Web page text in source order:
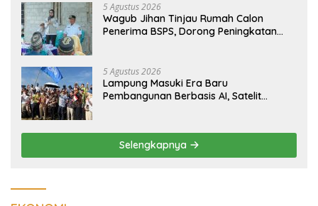
5 Agustus 2026
Wagub Jihan Tinjau Rumah Calon
Penerima BSPS, Dorong Peningkatan
5 Agustus 2026
Lampung Masuki Era Baru
Pembangunan Berbasis AI, Satelit
Selengkapnya